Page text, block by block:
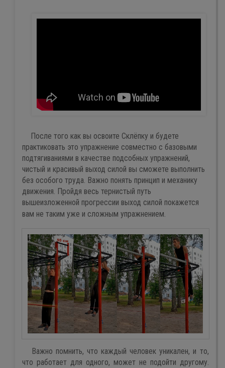
После того как вы освоите Склёпку и будете
практиковать это упражнение совместно с базовыми
подтягиваниями в качестве подсобных упражнений,
чистый и красивый выход силой вы сможете выполнить
без особого труда. Важно понять принцип и механику
движения. Пройдя весь тернистый путь
вышеизложенной прогрессии выход силой покажется
вам не таким уже и сложным упражнением.
Важно помнить, что каждый человек уникален, и то,
что работает для одного, может не подойти другому.